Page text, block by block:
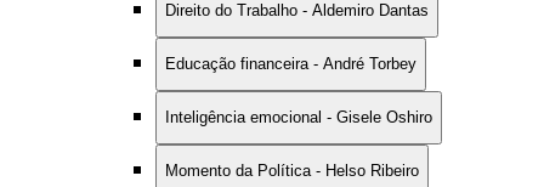
Direito do Trabalho - Aldemiro Dantas
Educação financeira - André Torbey
Inteligência emocional - Gisele Oshiro
Momento da Política - Helso Ribeiro